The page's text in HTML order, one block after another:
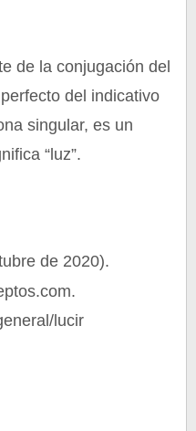
de la conjugación del
del indicativo
singular, es un
“luz”.
de 2020).
lucir